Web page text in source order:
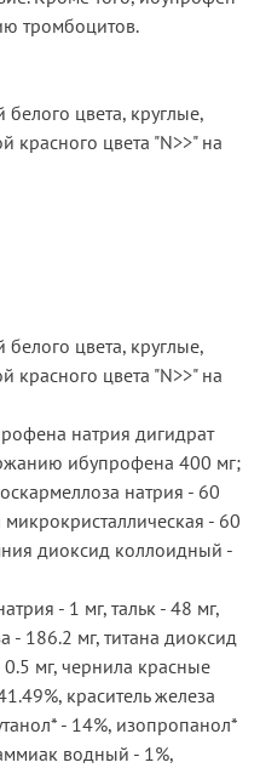
тромбоцитов.
цвета, круглые,
красного цвета "N>>" на
цвета, круглые,
красного цвета "N>>" на
натрия дигидрат
ибупрофена 400 мг;
натрия - 60
- 60
диоксид коллоидный -
- 1 мг, тальк - 48 мг,
- 186.2 мг, титана диоксид
мг, чернила красные
краситель железа
- 14%, изопропанол*
водный - 1%,